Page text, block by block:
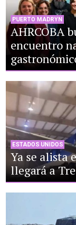
PUERTO MADRYN
AHRCOBA
encuentro
ESTADOS UNIDOS
Ya se alista
llegará a